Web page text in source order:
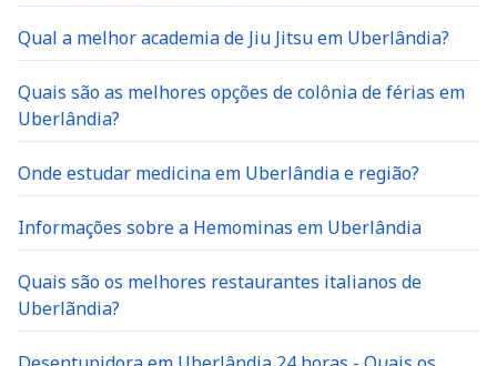
Qual a melhor academia de Jiu Jitsu em Uberlândia?
Quais são as melhores opções de colônia de férias em
Uberlândia?
Onde estudar medicina em Uberlândia e região?
Informações sobre a Hemominas em Uberlândia
Quais são os melhores restaurantes italianos de
Uberlãndia?